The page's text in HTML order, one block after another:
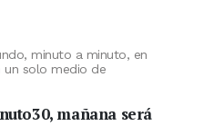
minuto a minuto, en
un solo medio de
mañana será